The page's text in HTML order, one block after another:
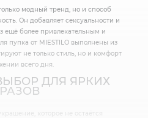
модный тренд, но и способ
Он добавляет сексуальности и
ещё более привлекательным и
пупка от MIESTILO выполнены из
не только стиль, но и комфорт
всего дня.
ДЛЯ ЯРКИХ
которое не остаётся